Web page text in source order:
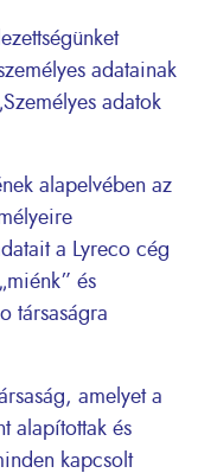
adatainak
adatok
alapelvében az
a Lyreco cég
és
társaságra
amelyet a
alapítottak és
kapcsolt